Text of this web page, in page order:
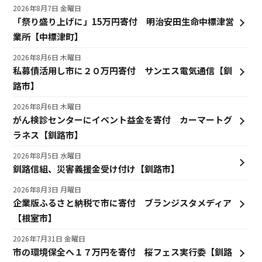
「祭り盛り上げに」15万円寄付 明治安田生命中標津営
業所【中標津町】
2026年8月7日 金曜日
私募債活用し市に２０万円寄付 サンエス電気通信【釧
路市】
2026年8月6日 木曜日
がん検診センターにイベント益金を寄付 カーマートグ
ラネス【釧路市】
2026年8月6日 木曜日
釧路信組、災害義援金受け付け【釧路市】
2026年8月5日 水曜日
企業版ふるさと納税で市に寄付 ブランジスタメディア
【根室市】
2026年8月3日 月曜日
市の環境保全へ１７万円を寄付 桜フェス実行委【釧路
2026年7月31日 金曜日